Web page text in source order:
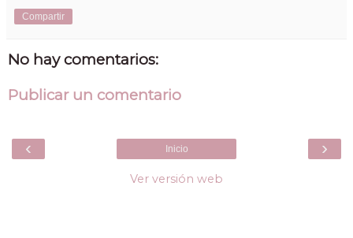
Compartir
No hay comentarios:
Publicar un comentario
‹ ›
Inicio
Ver versión web